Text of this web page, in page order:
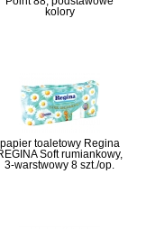
kolory
papier toaletowy Regina
Soft rumiankowy,
3-warstwowy 8 szt./op.